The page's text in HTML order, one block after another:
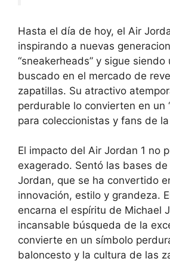
Hasta el día de hoy, el Air
inspirando a nuevas
“sneakerheads” y sigue siendo
buscado en el mercado de
zapatillas. Su atractivo
perdurable lo convierten en un
para coleccionistas y fans de
El impacto del Air Jordan 1 no
exagerado. Sentó las bases
Jordan, que se ha convertido
innovación, estilo y grandeza.
encarna el espíritu de Michael
incansable búsqueda de la
convierte en un símbolo
baloncesto y la cultura de las